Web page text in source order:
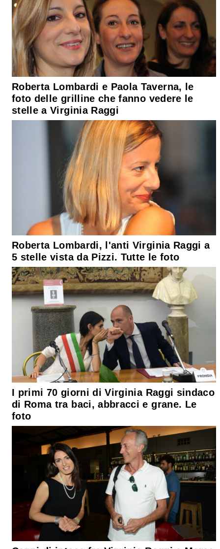
Roberta Lombardi e Paola Taverna, le
foto delle grilline che fanno vedere le
stelle a Virginia Raggi
Roberta Lombardi, l'anti Virginia Raggi a
5 stelle vista da Pizzi. Tutte le foto
I primi 70 giorni di Virginia Raggi sindaco
di Roma tra baci, abbracci e grane. Le
foto